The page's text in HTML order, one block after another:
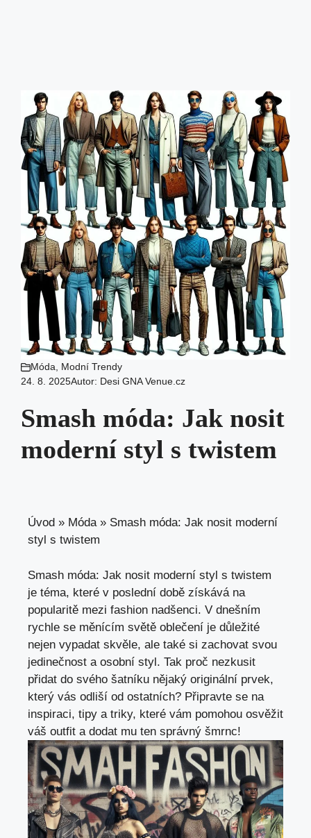
Móda
Modní Trendy
24. 8. 2025Autor: Desi GNA Venue.cz
Smash móda: Jak nosit
moderní styl s twistem
Úvod » Móda» Smash móda: Jak nosit moderní
styl s twistem
Smash móda: Jak nosit moderní styl s twistem
je téma, které v poslední době získává na
popularitě mezi fashion nadšenci. V dnešním
rychle se měnícím světě oblečení je důležité
nejen vypadat skvěle, ale také si zachovat svou
jedinečnost a osobní styl. Tak proč nezkusit
přidat do svého šatníku nějaký originální prvek,
který vás odliší od ostatních? Připravte se na
inspiraci, tipy a triky, které vám pomohou osvěžit
váš outfit a dodat mu ten správný šmrnc!